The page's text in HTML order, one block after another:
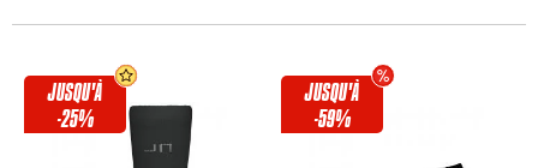
JUSQU'À
-25%
JUSQU'À
-59%